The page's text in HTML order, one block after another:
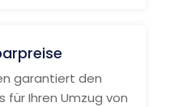
garantiert den
für Ihren Umzug von